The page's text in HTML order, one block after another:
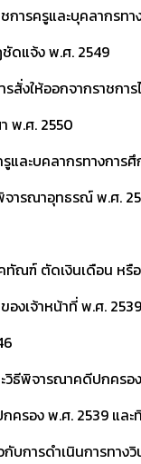
การครูและบุคลากรท
ดแจ้ง พ.ศ. 2549
สั่งให้ออกจากราชกา
พ.ศ. 2550
และบคลากรทางกา
จารณาอุทธรณ์ พ.ศ.
ณฑ์ ตัดเงินเดือน หรื
งเจ้าหน้าที่ พ.ศ. 2539
พิจารณาคดีปกครอง
รอง พ.ศ. 2539 และ
กับการดำเนินการทา